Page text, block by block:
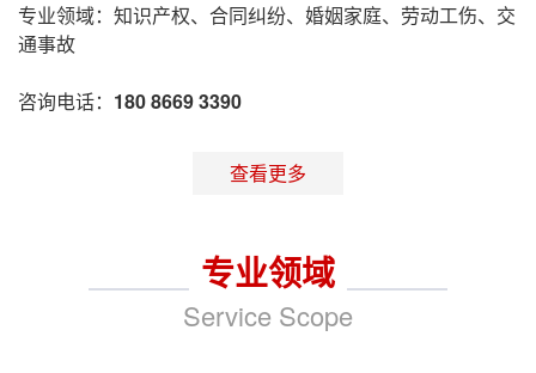
专业领域：知识产权、合同纠纷、婚姻家庭、劳动工伤、交
通事故
咨询电话： 180 8669 3390
查看更多
专业领域
Service Scope